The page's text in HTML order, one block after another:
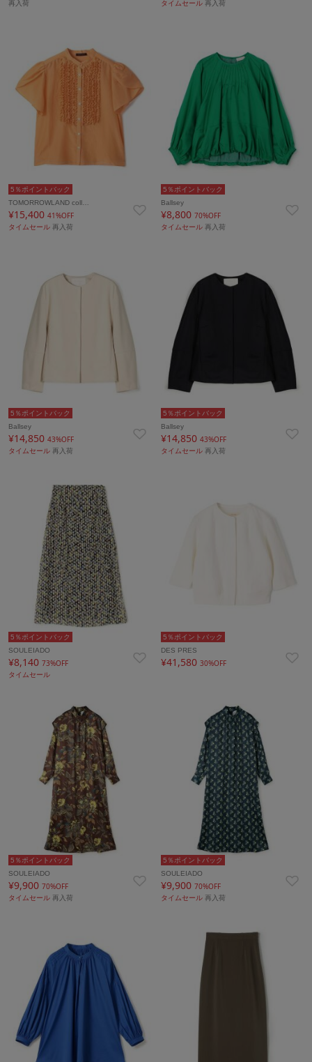
再入荷 タイムセール再入荷
5％ポイントバック
TOMORROWLAND coll…
¥15,400 41%OFF
タイムセール 再入荷
5％ポイントバック
Ballsey
¥8,80070%OFF
タイムセール再入荷
5％ポイントバック
Ballsey
¥14,850 43%OFF
タイムセール 再入荷
5％ポイントバック
Ballsey
¥14,85043%OFF
タイムセール再入荷
5％ポイントバック
SOULEIADO
¥8,140 73%OFF
タイムセール
5％ポイントバック
DES PRES
¥41,580 30%OFF
5％ポイントバック
SOULEIADO
¥9,900 70%OFF
タイムセール 再入荷
5％ポイントバック
SOULEIADO
¥9,90070%OFF
タイムセール再入荷